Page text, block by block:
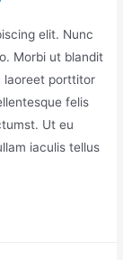
elit. Nunc
Morbi ut blandit
laoreet porttitor
felis
Ut eu
iaculis tellus